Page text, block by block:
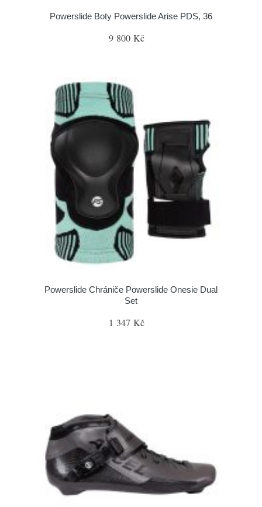
Powerslide Boty Powerslide Arise PDS, 36
9 800 Kč
Powerslide Chrániče Powerslide Onesie Dual
Set
1 347 Kč